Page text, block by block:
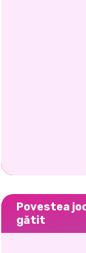
Povestea
gătit